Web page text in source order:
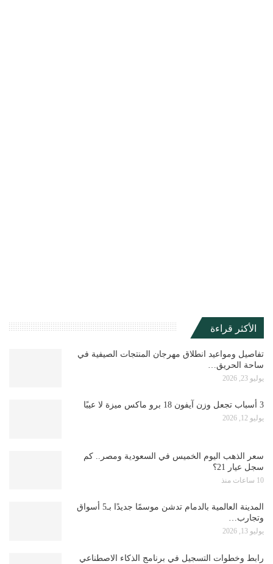
الأكثر قراءة
تفاصيل ومواعيد انطلاق مهرجان المنتجات الصيفية في
ساحة الحريق…
يوليو 23, 2026
3 أسباب تجعل وزن آيفون 18 برو ماكس ميزة لا عيبًا
يوليو 12, 2026
سعر الذهب اليوم الخميس في السعودية ومصر.. كم
سجل عيار 21؟
10 ساعات منذ
المدينة العالمية بالدمام تدشن موسمًا جديدًا بـ5 أسواق
وتجارب…
يوليو 13, 2026
رابط وخطوات التسجيل في برنامج الذكاء الاصطناعي